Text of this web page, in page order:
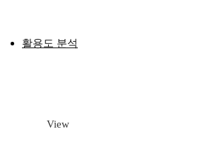
활용도 분석
View